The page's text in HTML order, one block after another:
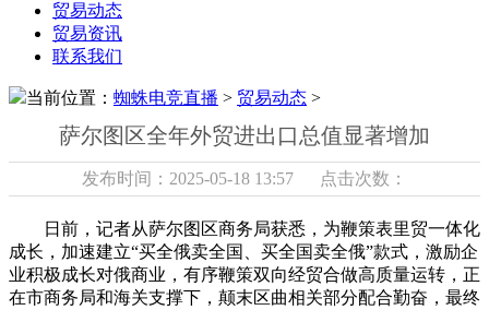
贸易动态
贸易资讯
联系我们
当前位置： 蜘蛛电竞直播 > 贸易动态 >
萨尔图区全年外贸进出口总值显著增加
发布时间：2025-05-18 13:57 点击次数：
日前，记者从萨尔图区商务局获悉，为鞭策表里贸一体化
成长，加速建立“买全俄卖全国、买全国卖全俄”款式，激励企
业积极成长对俄商业，有序鞭策双向经贸合做高质量运转，正
在市商务局和海关支撑下，颠末区曲相关部分配合勤奋，最终